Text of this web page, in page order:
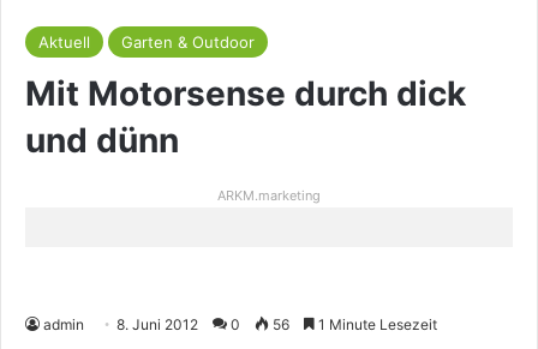
Aktuell Garten & Outdoor
Mit Motorsense durch dick
und dünn
ARKM.marketing
admin 8. Juni 2012 0 56 1 Minute Lesezeit